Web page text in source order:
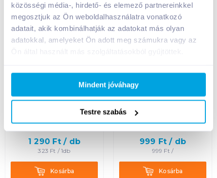
közösségi média-, hirdető- és elemező partnereinkkel
megosztjuk az Ön weboldalhasználatra vonatkozó
adatait, akik kombinálhatják az adatokat más olyan
adatokkal, amelyeket Ön adott meg számukra vagy az
Mindent jóváhagy
Testre szabás
Panasonic Pro power
extra tartós
ceruzaelem AA 4 db
1 290 Ft / db
323 Ft /1db
KosárbaKosárba
Commel LED E27
9,5W 3000K 1055 Lm
999 Ft / db
999 Ft /
KosárbaKosárba